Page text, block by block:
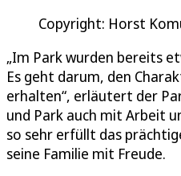
Copyright: Horst
„Im Park wurden bereits
Es geht darum, den
erhalten“, erläutert der
und Park auch mit Arbeit
so sehr erfüllt das
seine Familie mit Freude.